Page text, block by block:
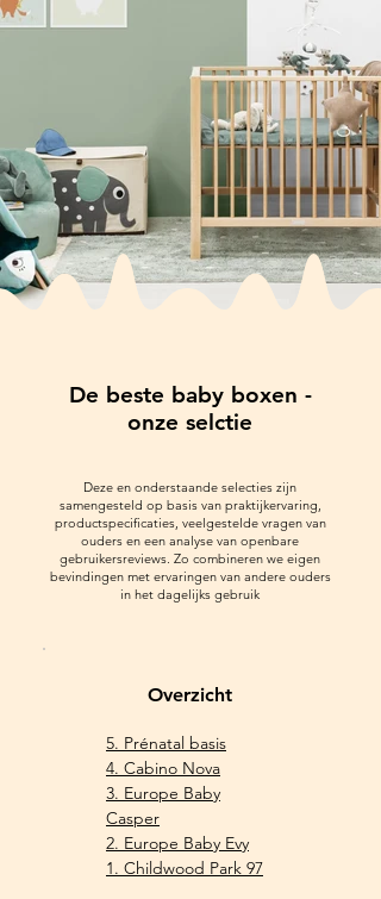
De beste baby boxen -
onze selctie
Deze en onderstaande selecties zijn
samengesteld op basis van praktijkervaring,
productspecificaties, veelgestelde vragen van
ouders en een analyse van openbare
gebruikersreviews. Zo combineren we eigen
bevindingen met ervaringen van andere ouders
in het dagelijks gebruik
Overzicht
5. Prénatal basis
4. Cabino Nova
3. Europe Baby
Casper
2. Europe Baby Evy
1. Childwood Park 97